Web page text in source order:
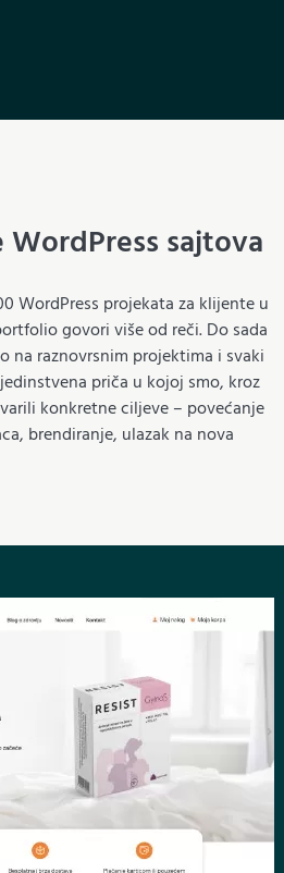
sajtova
WordPress projekata za klijente u
govori više od reči. Do sada
na raznovrsnim projektima i svaki
priča u kojoj smo, kroz
konkretne ciljeve – povećanje
brendiranje, ulazak na nova